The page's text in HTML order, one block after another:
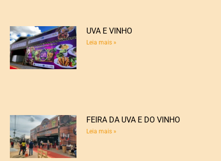
UVA E VINHO
Leia mais »
FEIRA DA UVA E DO VINHO
Leia mais »